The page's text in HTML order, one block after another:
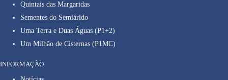
Quintais das Margaridas
Sementes do Semiárido
Uma Terra e Duas Águas (P1+2)
Um Milhão de Cisternas (P1MC)
INFORMAÇÃO